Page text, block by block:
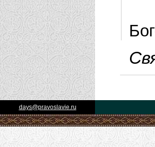
days@pravoslavie.ru